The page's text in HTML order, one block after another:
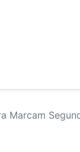
Marcam